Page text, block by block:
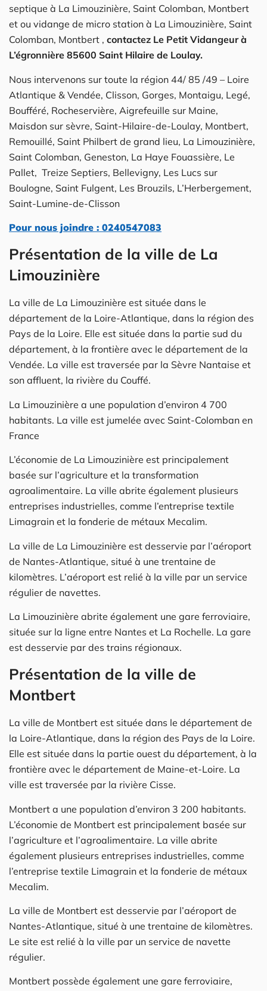
septique à La Limouzinière, Saint Colomban, Montbert
et ou vidange de micro station à La Limouzinière, Saint
Colomban, Montbert , contactez Le Petit Vidangeur à
L’égronnière 85600 Saint Hilaire de Loulay.
Nous intervenons sur toute la région 44/ 85 /49 – Loire
Atlantique & Vendée, Clisson, Gorges, Montaigu, Legé,
Boufféré, Rocheservière, Aigrefeuille sur Maine,
Maisdon sur sèvre, Saint-Hilaire-de-Loulay, Montbert,
Remouillé, Saint Philbert de grand lieu, La Limouzinière,
Saint Colomban, Geneston, La Haye Fouassière, Le
Pallet, Treize Septiers, Bellevigny, Les Lucs sur
Boulogne, Saint Fulgent, Les Brouzils, L’Herbergement,
Saint-Lumine-de-Clisson
Pour nous joindre : 0240547083
Présentation de la ville de La
Limouzinière
La ville de La Limouzinière est située dans le
département de la Loire-Atlantique, dans la région des
Pays de la Loire. Elle est située dans la partie sud du
département, à la frontière avec le département de la
Vendée. La ville est traversée par la Sèvre Nantaise et
son affluent, la rivière du Couffé.
La Limouzinière a une population d’environ 4 700
habitants. La ville est jumelée avec Saint-Colomban en
France
L’économie de La Limouzinière est principalement
basée sur l’agriculture et la transformation
agroalimentaire. La ville abrite également plusieurs
entreprises industrielles, comme l’entreprise textile
Limagrain et la fonderie de métaux Mecalim.
La ville de La Limouzinière est desservie par l’aéroport
de Nantes-Atlantique, situé à une trentaine de
kilomètres. L’aéroport est relié à la ville par un service
régulier de navettes.
La Limouzinière abrite également une gare ferroviaire,
située sur la ligne entre Nantes et La Rochelle. La gare
est desservie par des trains régionaux.
Présentation de la ville de
Montbert
La ville de Montbert est située dans le département de
la Loire-Atlantique, dans la région des Pays de la Loire.
Elle est située dans la partie ouest du département, à la
frontière avec le département de Maine-et-Loire. La
ville est traversée par la rivière Cisse.
Montbert a une population d’environ 3 200 habitants.
L’économie de Montbert est principalement basée sur
l’agriculture et l’agroalimentaire. La ville abrite
également plusieurs entreprises industrielles, comme
l’entreprise textile Limagrain et la fonderie de métaux
Mecalim.
La ville de Montbert est desservie par l’aéroport de
Nantes-Atlantique, situé à une trentaine de kilomètres.
Le site est relié à la ville par un service de navette
régulier.
Montbert possède également une gare ferroviaire,